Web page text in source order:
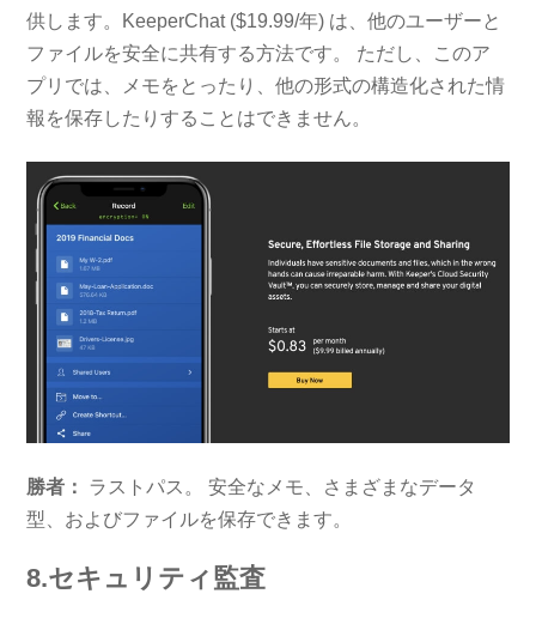
供します。KeeperChat ($19.99/年) は、他のユーザーと
ファイルを安全に共有する方法です。 ただし、このア
プリでは、メモをとったり、他の形式の構造化された情
報を保存したりすることはできません。
勝者：
ラストパス。 安全なメモ、さまざまなデータ
型、およびファイルを保存できます。
8.セキュリティ監査